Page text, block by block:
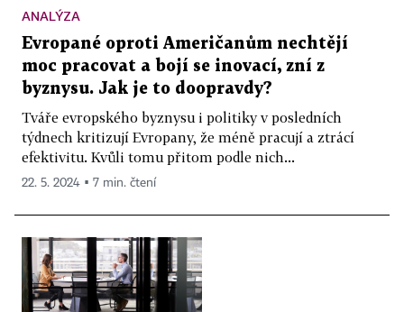
ANALÝZA
Evropané oproti Američanům nechtějí
moc pracovat a bojí se inovací, zní z
byznysu. Jak je to doopravdy?
Tváře evropského byznysu i politiky v posledních
týdnech kritizují Evropany, že méně pracují a ztrácí
efektivitu. Kvůli tomu přitom podle nich...
22. 5. 2024 ▪ 7 min. čtení